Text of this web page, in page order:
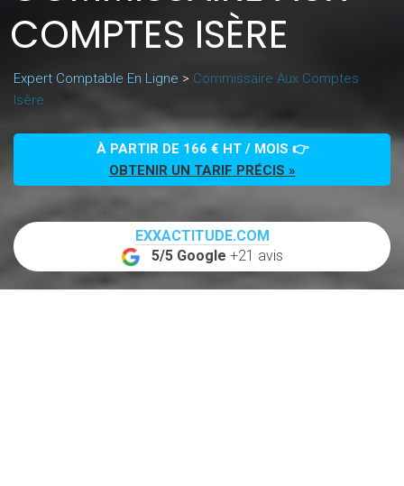
COMPTES ISÈRE
Expert Comptable En Ligne > Commissaire Aux Comptes
Isère
À PARTIR DE 166 € HT / MOIS 👉
OBTENIR UN TARIF PRÉCIS »
EXXACTITUDE.COM
5/5 Google +21 avis